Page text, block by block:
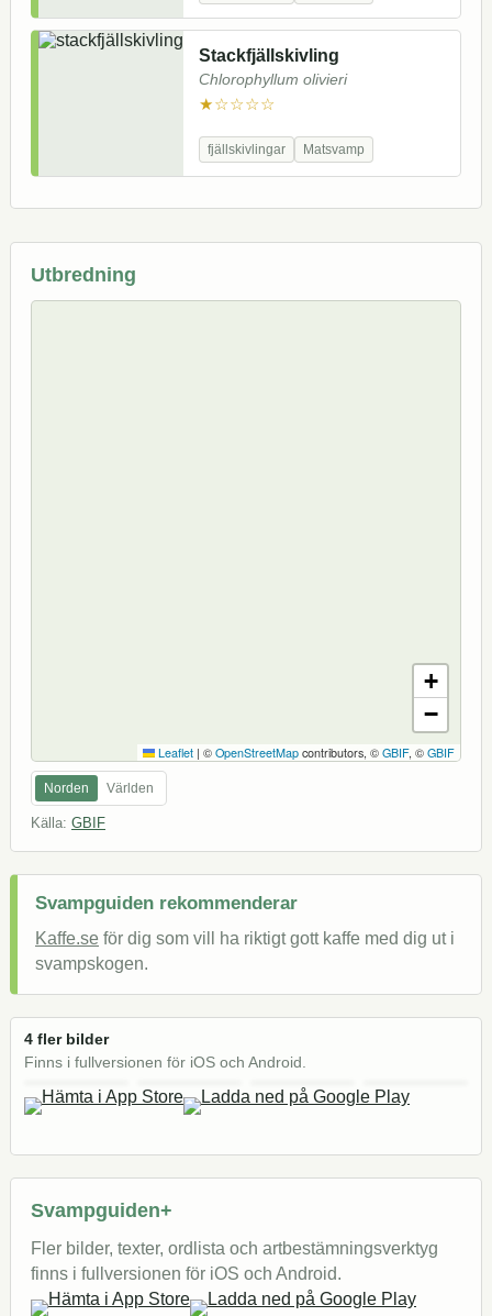
Stackfjällskivling
Chlorophyllum olivieri
★☆☆☆☆
fjällskivlingar Matsvamp
Utbredning
+
−
Leaflet | © OpenStreetMap contributors, © GBIF, © GBIF
Norden Världen
Källa: GBIF
Svampguiden rekommenderar
Kaffe.se för dig som vill ha riktigt gott kaffe med dig ut i
svampskogen.
4 fler bilder
Finns i fullversionen för iOS och Android.
Svampguiden+
Fler bilder, texter, ordlista och artbestämningsverktyg
finns i fullversionen för iOS och Android.